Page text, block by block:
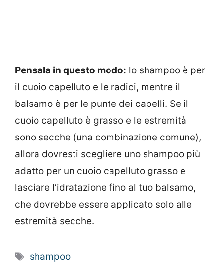
Pensala in questo modo: lo shampoo è per
il cuoio capelluto e le radici, mentre il
balsamo è per le punte dei capelli. Se il
cuoio capelluto è grasso e le estremità
sono secche (una combinazione comune),
allora dovresti scegliere uno shampoo più
adatto per un cuoio capelluto grasso e
lasciare l’idratazione fino al tuo balsamo,
che dovrebbe essere applicato solo alle
estremità secche.
Tag
shampoo